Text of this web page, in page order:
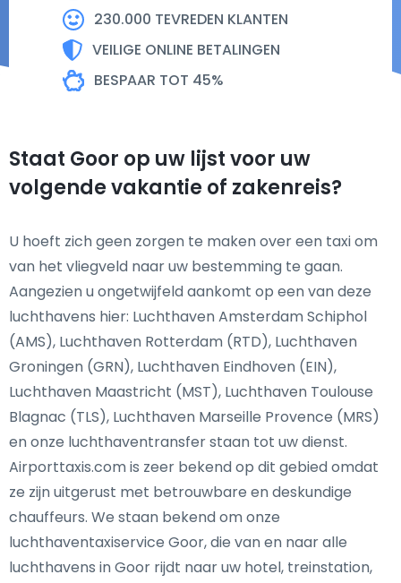
230.000 TEVREDEN KLANTEN
VEILIGE ONLINE BETALINGEN
BESPAAR TOT 45%
Staat Goor op uw lijst voor uw
volgende vakantie of zakenreis?
U hoeft zich geen zorgen te maken over een taxi om
van het vliegveld naar uw bestemming te gaan.
Aangezien u ongetwijfeld aankomt op een van deze
luchthavens hier: Luchthaven Amsterdam Schiphol
(AMS), Luchthaven Rotterdam (RTD), Luchthaven
Groningen (GRN), Luchthaven Eindhoven (EIN),
Luchthaven Maastricht (MST), Luchthaven Toulouse
Blagnac (TLS), Luchthaven Marseille Provence (MRS)
en onze luchthaventransfer staan tot uw dienst.
Airporttaxis.com is zeer bekend op dit gebied omdat
ze zijn uitgerust met betrouwbare en deskundige
chauffeurs. We staan bekend om onze
luchthaventaxiservice Goor, die van en naar alle
luchthavens in Goor rijdt naar uw hotel, treinstation,